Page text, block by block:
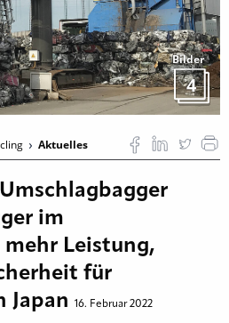
Bilder
4
Aktuelles
im
Leistung,
für
Japan
16. Februar 2022